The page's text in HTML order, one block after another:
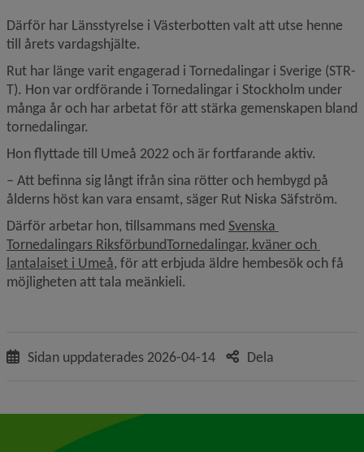
Därför har Länsstyrelse i Västerbotten valt att utse henne
till årets vardagshjälte.
Rut har länge varit engagerad i Tornedalingar i Sverige (STR-
T). Hon var ordförande i Tornedalingar i Stockholm under
många år och har arbetat för att stärka gemenskapen bland
tornedalingar.
Hon flyttade till Umeå 2022 och är fortfarande aktiv.
– Att befinna sig långt ifrån sina rötter och hembygd på
ålderns höst kan vara ensamt, säger Rut Niska Säfström.
Därför arbetar hon, tillsammans med Svenska
Tornedalingars RiksförbundTornedalingar, kväner och
lantalaiset i UmeåLänk till annan webbplats.
, för att erbjuda äldre hembesök och få
möjligheten att tala meänkieli.
Sidan uppdaterades 2026-04-14 Dela